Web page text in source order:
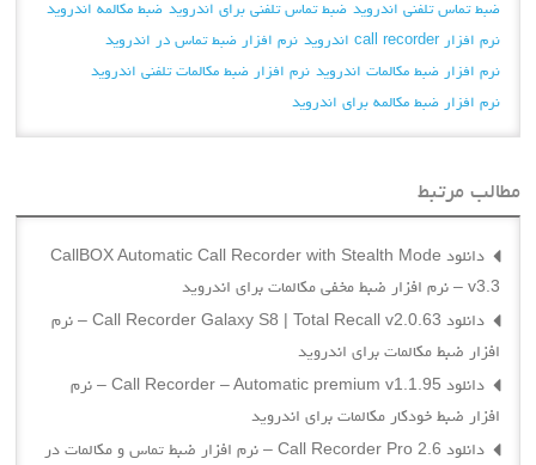
ضبط تماس تلفنی اندروید ضبط تماس تلفنی برای اندروید ضبط مکالمه اندروید
نرم افزار call recorder اندروید
نرم افزار ضبط تماس در اندروید
نرم افزار ضبط مکالمات اندروید نرم افزار ضبط مکالمات تلفنی اندروید
نرم افزار ضبط مکالمه برای اندروید
مطالب مرتبط
دانلود CallBOX Automatic Call Recorder with Stealth Mode
v3.3 – نرم افزار ضبط مخفی مکالمات برای اندروید
دانلود Call Recorder Galaxy S8 | Total Recall v2.0.63 – نرم
افزار ضبط مکالمات برای اندروید
دانلود Call Recorder – Automatic premium v1.1.95 – نرم
افزار ضبط خودکار مکالمات برای اندروید
دانلود Call Recorder Pro 2.6 – نرم افزار ضبط تماس و مکالمات در